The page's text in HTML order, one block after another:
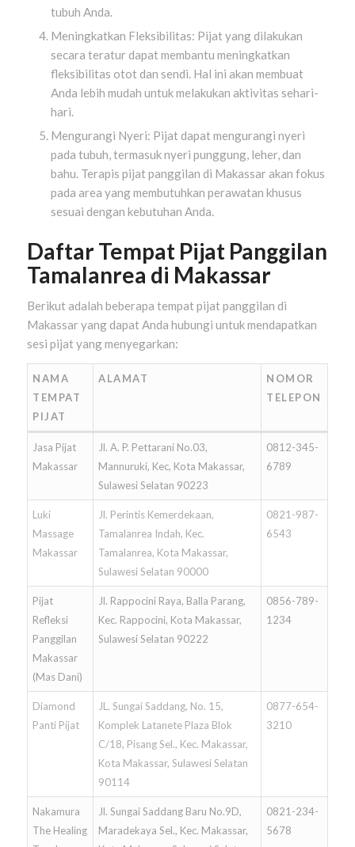
tubuh Anda.
Meningkatkan Fleksibilitas: Pijat yang dilakukan
secara teratur dapat membantu meningkatkan
fleksibilitas otot dan sendi. Hal ini akan membuat
Anda lebih mudah untuk melakukan aktivitas sehari-
hari.
Mengurangi Nyeri: Pijat dapat mengurangi nyeri
pada tubuh, termasuk nyeri punggung, leher, dan
bahu. Terapis pijat panggilan di Makassar akan fokus
pada area yang membutuhkan perawatan khusus
sesuai dengan kebutuhan Anda.
Daftar Tempat Pijat Panggilan
Tamalanrea di Makassar
Berikut adalah beberapa tempat pijat panggilan di
Makassar yang dapat Anda hubungi untuk mendapatkan
sesi pijat yang menyegarkan:
NAMA
TEMPAT
PIJAT
ALAMAT
NOMOR
TELEPON
Jasa Pijat
Makassar
Jl. A. P. Pettarani No.03,
Mannuruki, Kec, Kota Makassar,
Sulawesi Selatan 90223
0812-345-
6789
Luki
Massage
Makassar
Jl. Perintis Kemerdekaan,
Tamalanrea Indah, Kec.
Tamalanrea, Kota Makassar,
Sulawesi Selatan 90000
0821-987-
6543
Pijat
Refleksi
Panggilan
Makassar
(Mas Dani)
Jl. Rappocini Raya, Balla Parang,
Kec. Rappocini, Kota Makassar,
Sulawesi Selatan 90222
0856-789-
1234
Diamond
Panti Pijat
JL. Sungai Saddang, No. 15,
Komplek Latanete Plaza Blok
C/18, Pisang Sel., Kec. Makassar,
Kota Makassar, Sulawesi Selatan
90114
0877-654-
3210
Nakamura
The Healing
Jl. Sungai Saddang Baru No.9D,
Maradekaya Sel., Kec. Makassar,
0821-234-
5678